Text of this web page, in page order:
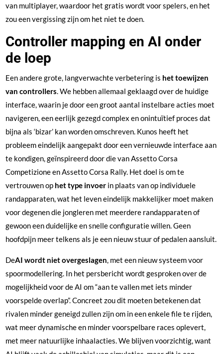
van multiplayer, waardoor het gratis wordt voor spelers, en het
zou een vergissing zijn om het niet te doen.
Controller mapping en AI onder
de loep
Een andere grote, langverwachte verbetering is het toewijzen
van controllers . We hebben allemaal geklaagd over de huidige
interface, waarin je door een groot aantal instelbare acties moet
navigeren, een eerlijk gezegd complex en onintuïtief proces dat
bijna als ‘bizar’ kan worden omschreven. Kunos heeft het
probleem eindelijk aangepakt door een vernieuwde interface aan
te kondigen, geïnspireerd door die van Assetto Corsa
Competizione en Assetto Corsa Rally. Het doel is om te
vertrouwen op het type invoer in plaats van op individuele
randapparaten, wat het leven eindelijk makkelijker moet maken
voor degenen die jongleren met meerdere randapparaten of
gewoon een duidelijke en snelle configuratie willen. Geen
hoofdpijn meer telkens als je een nieuw stuur of pedalen aansluit.
DeAI wordt niet overgeslagen , met een nieuw systeem voor
spoormodellering. In het persbericht wordt gesproken over de
mogelijkheid voor de AI om “aan te vallen met iets minder
voorspelde overlap”. Concreet zou dit moeten betekenen dat
rivalen minder geneigd zullen zijn om in een enkele file te rijden,
wat meer dynamische en minder voorspelbare races oplevert,
met meer natuurlijke inhaalacties. We blijven voorzichtig, want